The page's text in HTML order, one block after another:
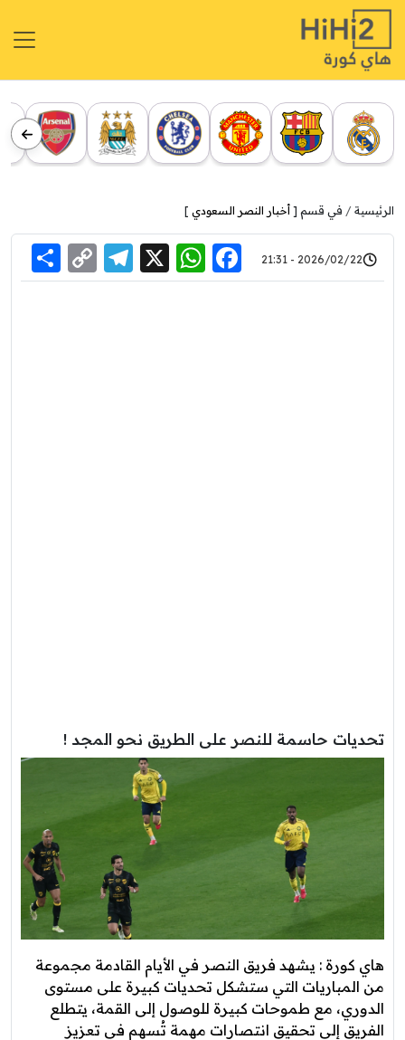
الرئيسية في قسم [ أخبار النصر السعودي ]
2026/02/22 - 21:31
Facebook
WhatsApp
X
Link
تحديات حاسمة للنصر على الطريق نحو المجد !
هاي كورة : يشهد فريق النصر في الأيام القادمة مجموعة
من المباريات التي ستشكل تحديات كبيرة على مستوى
الدوري، مع طموحات كبيرة للوصول إلى القمة، يتطلع
الفريق إلى تحقيق انتصارات مهمة تُسهم في تعزيز